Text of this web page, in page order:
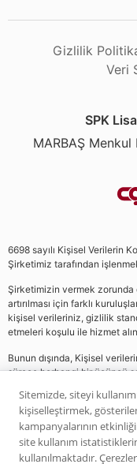
Gizlilik
Veri
SPK
MARBAŞ
6698 sayılı Kişisel Verilerin
Şirketimiz tarafından
Şirketimizin vermek zorunda
artırılması için farklı
kişisel verileriniz, gizlilik
etmeleri koşulu ile hizmet
Bunun dışında, Kişisel
sürece herhangi bir üçüncü
Web sitemizde yer alan
kapsamında değildir. Bu
durumunuz ile risk ve getiri
Sitemizde, siteyi
kişiselleştirmek,
kampanyalarının
site kullanım
kullanılmaktadır.